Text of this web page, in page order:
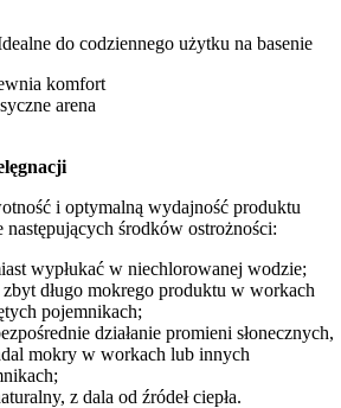
do codziennego użytku na basenie
komfort
arena
i optymalną wydajność produktu
następujących środków ostrożności:
wypłukać w niechlorowanej wodzie;
długo mokrego produktu w workach
pojemnikach;
działanie promieni słonecznych,
mokry w workach lub innych
z dala od źródeł ciepła.